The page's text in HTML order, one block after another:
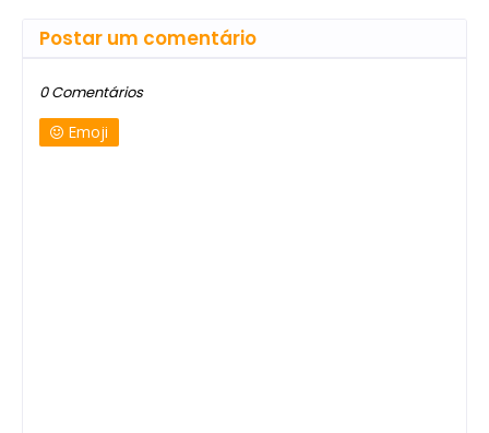
Postar um comentário
0 Comentários
Emoji